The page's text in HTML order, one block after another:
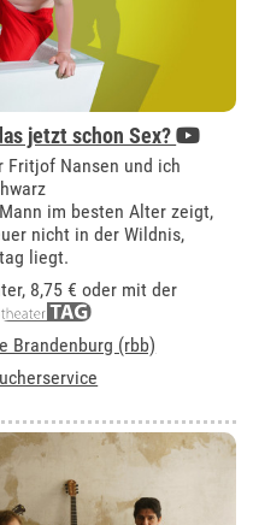
jetzt schon Sex?
Fritjof Nansen und ich
im besten Alter zeigt,
nicht in der Wildnis,
liegt.
, 8,75 € oder mit der
Brandenburg (rbb)